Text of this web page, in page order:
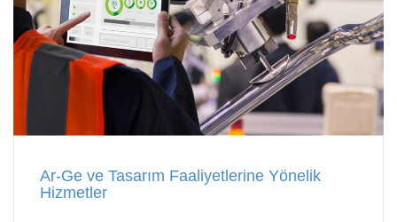
Ar-Ge ve Tasarım Faaliyetlerine Yönelik
Hizmetler